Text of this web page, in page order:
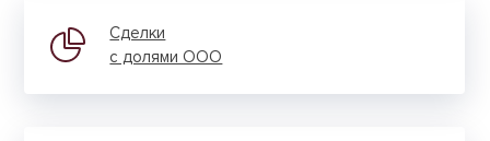
Сделки
с долями ООО